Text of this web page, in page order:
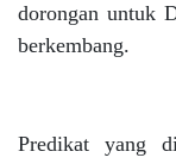
dorongan untuk
berkembang.
Predikat yang